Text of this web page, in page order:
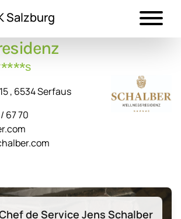
Salzburg
, 6534 Serfaus
67 70
de Service Jens Schalber